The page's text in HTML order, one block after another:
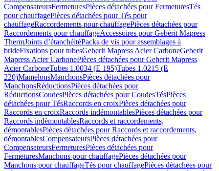
CompensateursFermeturesPièces détachées pour FermeturesTés
pour chauffagePièces détachées pour Tés pour
chauffageRaccordements pour chauffagePièces détachées pour
Raccordements pour chauffageAccessoires pour Geberit Mapress
ThermJoints d’étanchéitéPacks de vis pour assemblages à
brideFixations pour tubesGeberit Mapress Acier CarboneGeberit
Mapress Acier CarbonePièces détachées pour Geberit Mapress
Acier CarboneTubes 1.0034 (E 195)Tubes 1.0215 (E
220)MamelonsManchonsPièces détachées pour
ManchonsRéductionsPièces détachées pour
RéductionsCoudesPièces détachées pour CoudesTésPièces
détachées pour TésRaccords en croixPièces détachées pour
Raccords en croixRaccords indémontablesPièces détachées pour
Raccords indémontablesRaccords et raccordements,
démontablesPièces détachées pour Raccords et raccordements,
démontablesCompensateursPièces détachées pour
CompensateursFermeturesPièces détachées pour
FermeturesManchons pour chauffagePièces détachées pour
Manchons pour chauffageTés pour chauffagePièces détachées pour